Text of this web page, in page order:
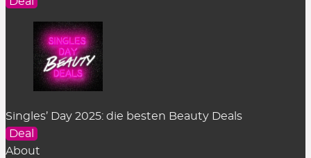
Singles’ Day 2025: die besten Beauty Deals
Deal
About